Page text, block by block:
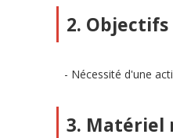
2. Objectifs
Nécessité d'une
3. Matériel